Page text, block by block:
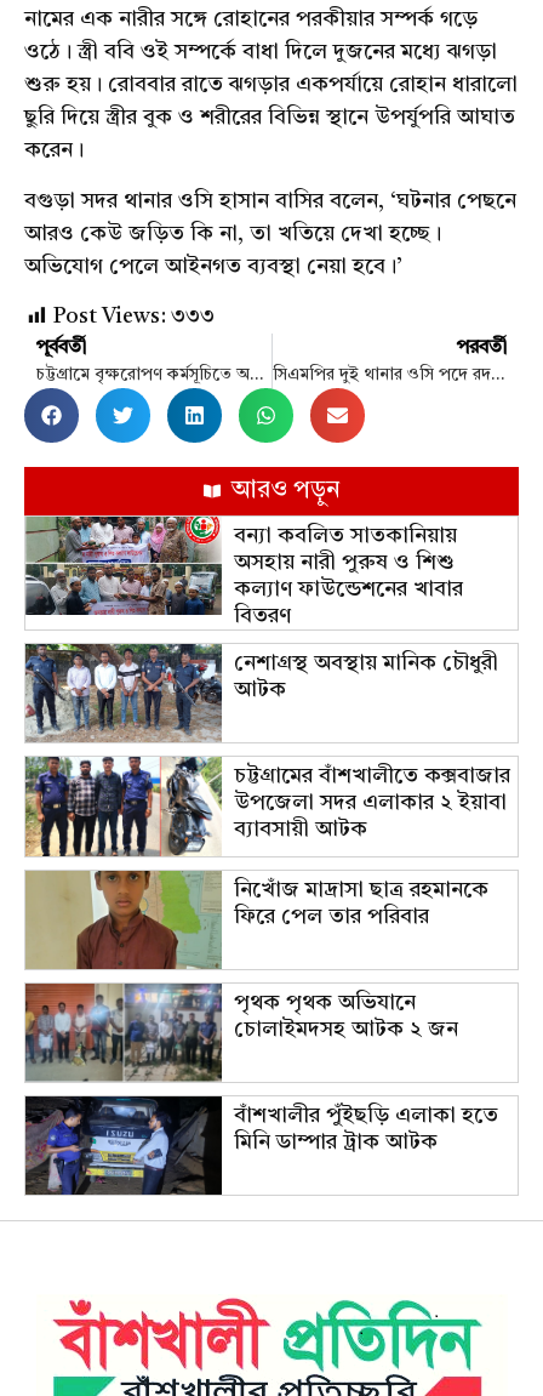
নামের এক নারীর সঙ্গে রোহানের পরকীয়ার সম্পর্ক গড়ে
ওঠে। স্ত্রী ববি ওই সম্পর্কে বাধা দিলে দুজনের মধ্যে ঝগড়া
শুরু হয়। রোববার রাতে ঝগড়ার একপর্যায়ে রোহান ধারালো
ছুরি দিয়ে স্ত্রীর বুক ও শরীরের বিভিন্ন স্থানে উপর্যুপরি আঘাত
করেন।
বগুড়া সদর থানার ওসি হাসান বাসির বলেন, ‘ঘটনার পেছনে
আরও কেউ জড়িত কি না, তা খতিয়ে দেখা হচ্ছে।
অভিযোগ পেলে আইনগত ব্যবস্থা নেয়া হবে।’
Post Views: ৩৩৩
পূর্ববর্তী
চট্টগ্রামে বৃক্ষরোপণ কর্মসূচিতে অসহায় নারী পুরুষ ও শিশু কল্যাণ ফাউন্ডেশন পরিবেশ রক্ষায় মানবিক এক পদক্ষেপ
পরবর্তী
সিএমপির দুই থানার ওসি পদে রদবদল
আরও পড়ুন
বন্যা কবলিত সাতকানিয়ায়
অসহায় নারী পুরুষ ও শিশু
কল্যাণ ফাউন্ডেশনের খাবার
বিতরণ
নেশাগ্রস্থ অবস্থায় মানিক চৌধুরী
আটক
চট্টগ্রামের বাঁশখালীতে কক্সবাজার
উপজেলা সদর এলাকার ২ ইয়াবা
ব্যাবসায়ী আটক
নিখোঁজ মাদ্রাসা ছাত্র রহমানকে
ফিরে পেল তার পরিবার
পৃথক পৃথক অভিযানে
চোলাইমদসহ আটক ২ জন
বাঁশখালীর পুঁইছড়ি এলাকা হতে
মিনি ডাম্পার ট্রাক আটক